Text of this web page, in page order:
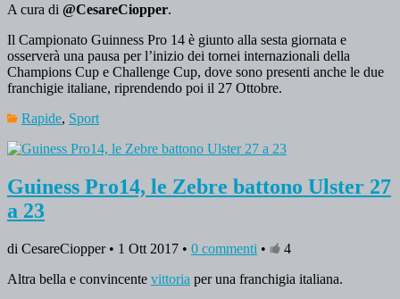
A cura di @CesareCiopper.
Il Campionato Guinness Pro 14 è giunto alla sesta giornata e
osserverà una pausa per l’inizio dei tornei internazionali della
Champions Cup e Challenge Cup, dove sono presenti anche le due
franchigie italiane, riprendendo poi il 27 Ottobre.
Rapide, Sport
Guiness Pro14, le Zebre battono Ulster 27
a 23
di CesareCiopper • 1 Ott 2017 • 0 commenti •
4
Altra bella e convincente vittoria per una franchigia italiana.